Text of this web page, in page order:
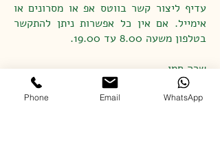
עדיף ליצור קשר בווטס אפ או מסרונים או
אימייל. אם אין כל אפשרות ניתן להתקשר
בטלפון משעה 8.00 עד 19.00.
שרה חמו,
כליל, מועצה מקומית מטה אשר,
2523300
Phone Email WhatsApp